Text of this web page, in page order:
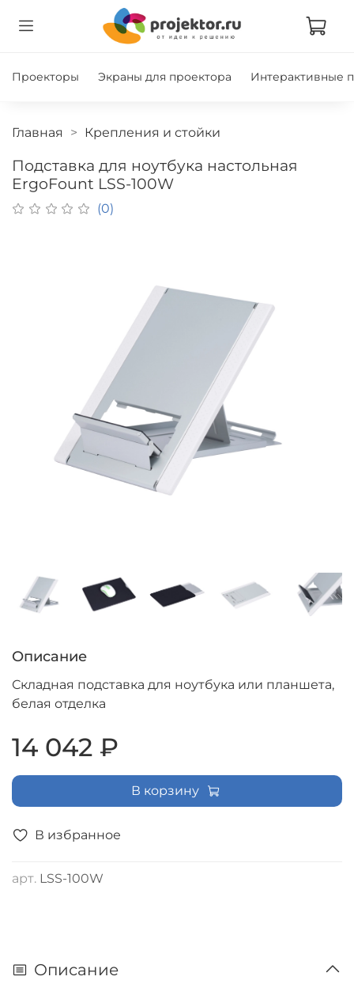
Проекторы Экраны для проектора Интерактивные
Главная Крепления и стойки
Подставка для ноутбука настольная
ErgoFount LSS-100W
(0)
В избранное
арт. LSS-100W
Описание
Складная подставка для ноутбука или планшета,
белая отделка
14 042 ₽
В корзину
Описание